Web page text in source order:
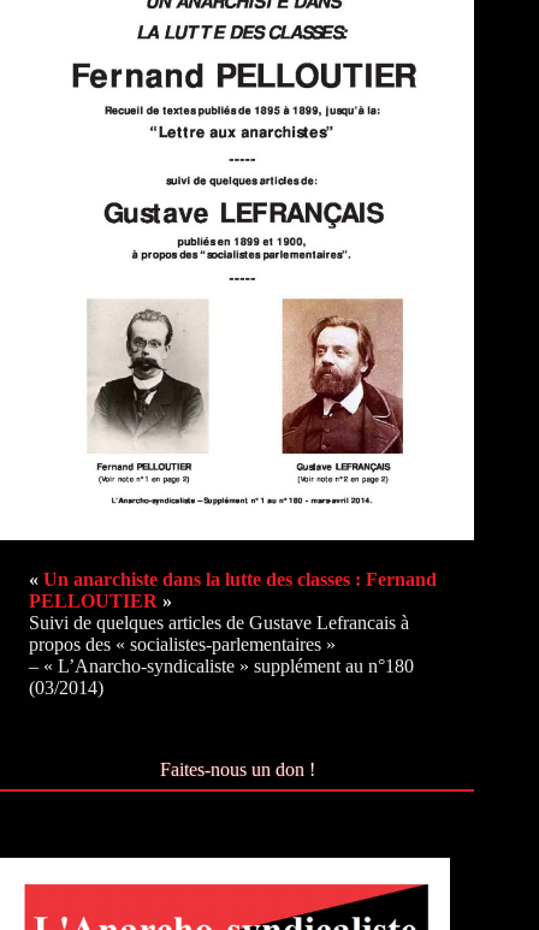
« Un anarchiste dans la lutte des classes : Fernand
PELLOUTIER »
Suivi de quelques articles de Gustave Lefrancais à
propos des « socialistes-parlementaires »
– « L’Anarcho-syndicaliste » supplément au n°180
(03/2014)
Faites-nous un don !